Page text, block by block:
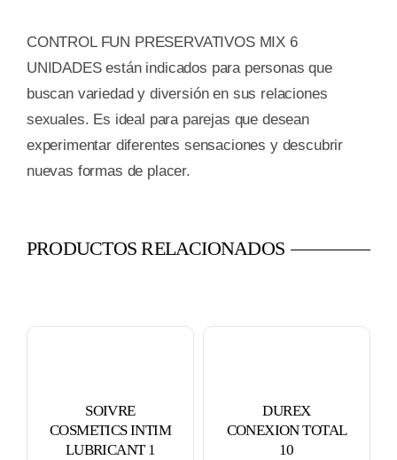
CONTROL FUN PRESERVATIVOS MIX 6
UNIDADES están indicados para personas que
buscan variedad y diversión en sus relaciones
sexuales. Es ideal para parejas que desean
experimentar diferentes sensaciones y descubrir
nuevas formas de placer.
PRODUCTOS RELACIONADOS
SOIVRE
COSMETICS INTIM
LUBRICANT 1
DUREX
CONEXION TOTAL
10